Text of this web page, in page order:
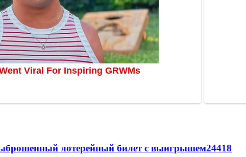
лотерейный билет с выигрышем24418